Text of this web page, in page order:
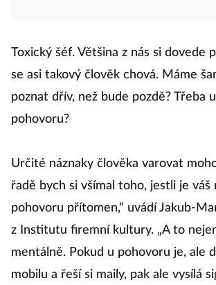
Toxický šéf. Většina z nás si dovede
se asi takový člověk chová. Máme
poznat dřív, než bude pozdě? Třeba
pohovoru?
Určité náznaky člověka varovat
řadě bych si všímal toho, jestli je váš
pohovoru přítomen,“ uvádí Jakub-
z Institutu firemní kultury. „A to
mentálně. Pokud u pohovoru je, ale
mobilu a řeší si maily, pak ale vysílá